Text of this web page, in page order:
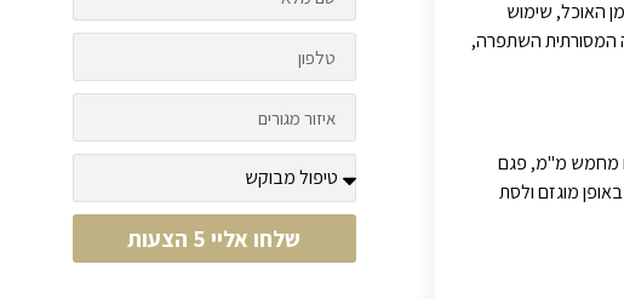
האוכל, שימוש
המסורתית השתפרה,
מחמש מ"מ, פגם
מוגזם ולסת
שלחו אליי 5 הצעות